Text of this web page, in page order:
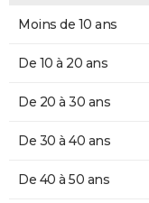
Moins de 10 ans
De 10 à 20 ans
De 20 à 30 ans
De 30 à 40 ans
De 40 à 50 ans